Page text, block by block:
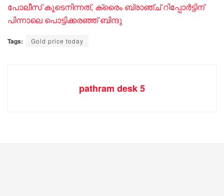
പോലീസ് കൂടെനിന്നത്, ക്രൈം ബ്രാഞ്ച് റിപ്പോർട്ടിന്
പിന്നാലെ പൊട്ടിക്കരഞ്ഞ് ബിന്ദു
Tags: Gold price today
pathram desk 5